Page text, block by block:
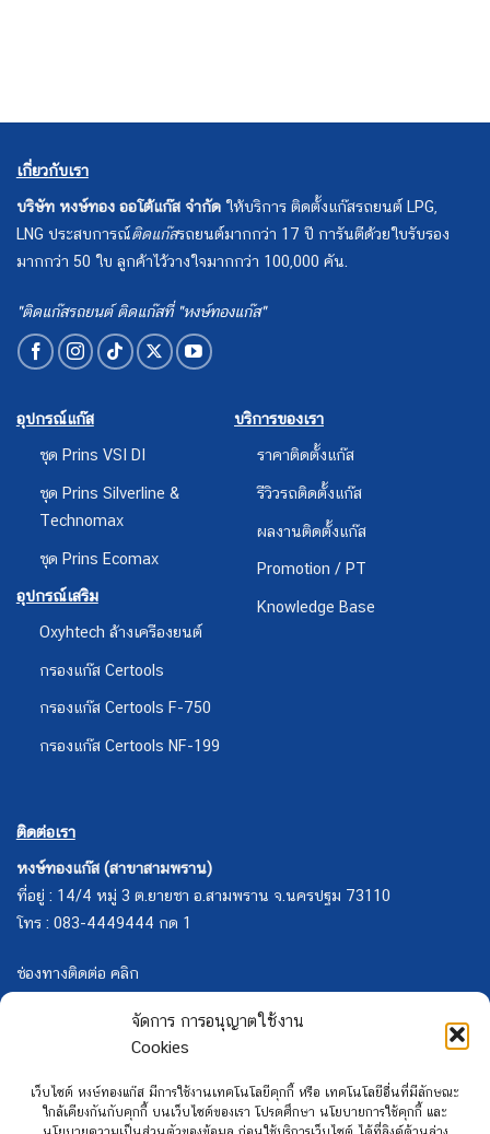
จัดการ การอนุญาตใช้งาน
Cookies
เว็บไซต์ หงษ์ทองแก๊ส มีการใช้งานเทคโนโลยีคุกกี้ หรือ เทคโนโลยีอื่นที่มีลักษณะ
ใกล้เคียงกันกับคุกกี้ บนเว็บไซต์ของเรา โปรดศึกษา นโยบายการใช้คุกกี้ และ
เกี่ยวกับเรา
บริษัท หงษ์ทอง ออโต้แก๊ส จำกัด ให้บริการ ติดตั้งแก๊สรถยนต์ LPG,
LNG ประสบการณ์ติดแก๊สรถยนต์มากกว่า 17 ปี การันตีด้วยใบรับรอง
มากกว่า 50 ใบ ลูกค้าไว้วางใจมากกว่า 100,000 คัน.
"ติดแก๊สรถยนต์ ติดแก๊สที่ "หงษ์ทองแก๊ส"
อุปกรณ์แก๊ส
ชุด Prins VSI DI
ชุด Prins Silverline &
Technomax
ชุด Prins Ecomax
อุปกรณ์เสริม
Oxyhtech ล้างเครืองยนต์
กรองแก๊ส Certools
กรองแก๊ส Certools F-750
กรองแก๊ส Certools NF-199
บริการของเรา
ราคาติดตั้งแก๊ส
รีวิวรถติดตั้งแก๊ส
ผลงานติดตั้งแก๊ส
Promotion / PT
Knowledge Base
ติดต่อเรา
หงษ์ทองแก๊ส (สาขาสามพราน)
ที่อยู่ : 14/4 หมู่ 3 ต.ยายชา อ.สามพราน จ.นครปฐม 73110
โทร : 083-4449444 กด 1
ช่องทางติดต่อ คลิก